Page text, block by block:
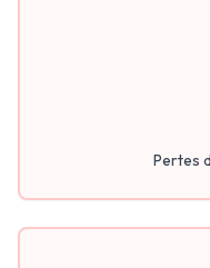
Pertes